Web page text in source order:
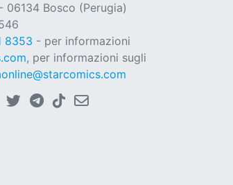
06134 Bosco (Perugia)
8353 - per informazioni
, per informazioni sugli